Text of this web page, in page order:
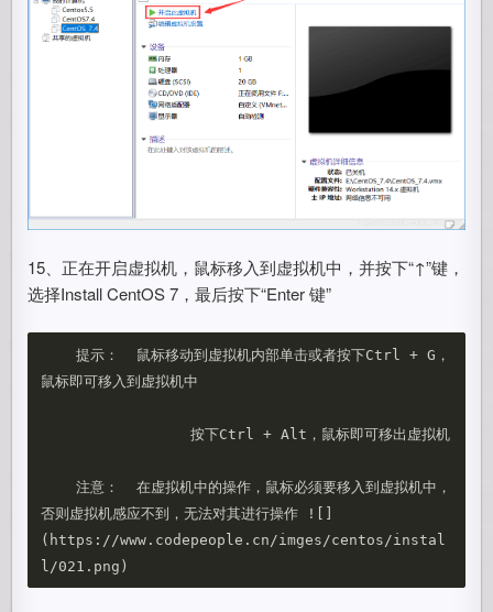
15、正在开启虚拟机，鼠标移入到虚拟机中，并按下“↑”键，
选择Install CentOS 7，最后按下“Enter 键”
    提示：  鼠标移动到虚拟机内部单击或者按下Ctrl + G，
鼠标即可移入到虚拟机中
                 按下Ctrl + Alt，鼠标即可移出虚拟机
    注意：  在虚拟机中的操作，鼠标必须要移入到虚拟机中，
否则虚拟机感应不到，无法对其进行操作 ![]
(https://www.codepeople.cn/imges/centos/instal